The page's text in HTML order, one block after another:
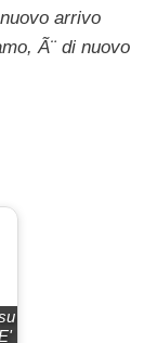
arrivo
Ã¨ di nuovo